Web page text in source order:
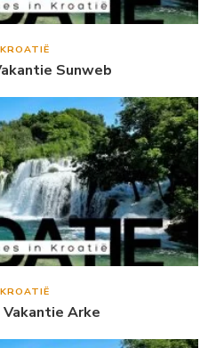
KROATIË
Sunweb
KROATIË
Arke